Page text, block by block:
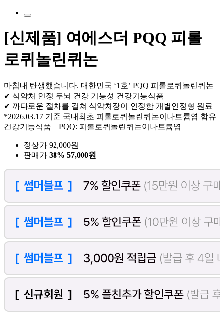
[신제품] 여에스더 PQQ 피롤
로퀴놀린퀴논
마침내 탄생했습니다. 대한민국 ‘1호’ PQQ 피롤로퀴놀린퀴논
✔ 식약처 인정 두뇌 건강 기능성 건강기능식품
✔ 까다로운 절차를 걸쳐 식약처장이 인정한 개별인정형 원료
*2026.03.17 기준 국내최초 피롤로퀴놀린퀴논이나트륨염 함유
건강기능식품ㅣPQQ: 피롤로퀴놀린퀴논이나트륨염
정상가 92,000원
판매가 38% 57,000원